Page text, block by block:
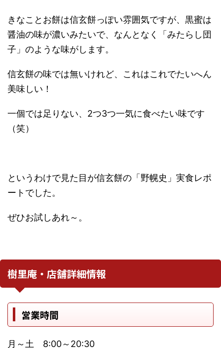
きなことお餅は信玄餅っぽい雰囲気ですが、黒蜜は
醤油の味が濃いみたいで、なんとなく「みたらし団
子」のような味がします。
信玄餅の味では無いけれど、これはこれでたいへん
美味しい！
一個では足りない、2つ3つ一気に食べたい味です
（笑）
というわけで見た目が信玄餅の「野幌史」実食レポ
ートでした。
ぜひお試しあれ～。
樹里庵・店舗詳細情報
営業時間
月～土 8:00～20:30